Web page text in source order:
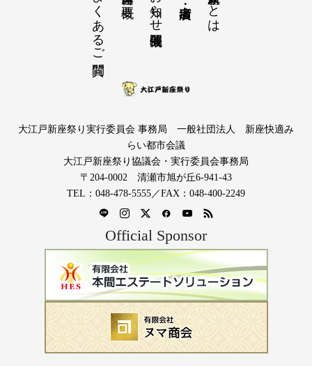
よくあるご質問
大江戸新座祭り実行委員会 事務局 一般社団法人 新座快適み
らい都市会議
大江戸新座祭り協議会・実行委員会事務局
〒204-0002 清瀬市旭が丘6-941-43
TEL：048-478-5555／FAX：048-400-2249
Official Sponsor